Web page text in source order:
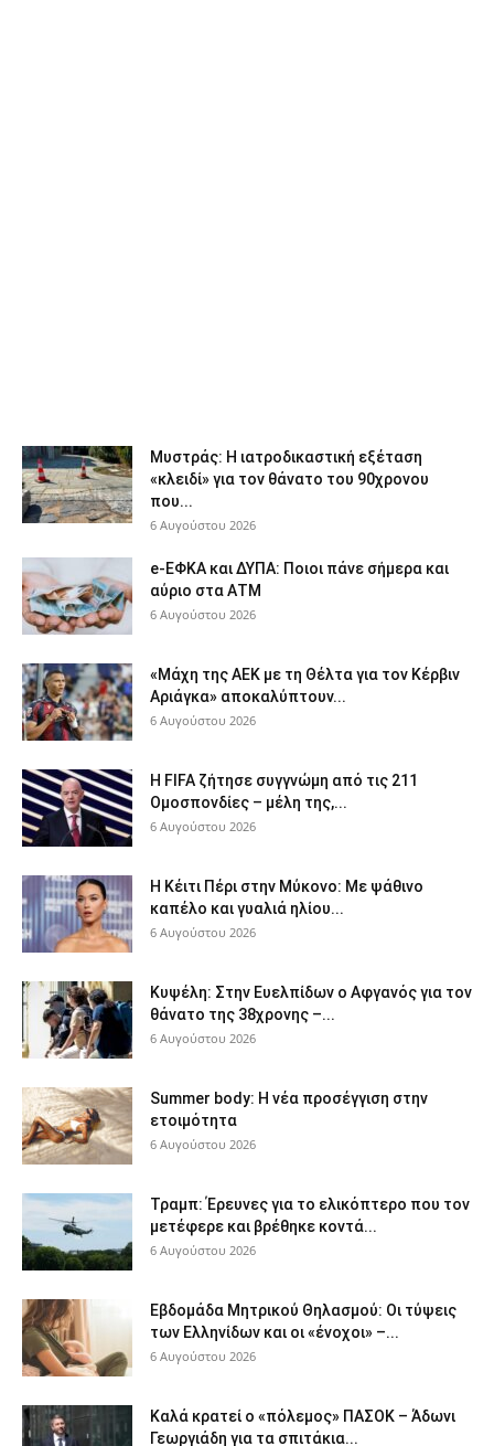
Μυστράς: Η ιατροδικαστική εξέταση
«κλειδί» για τον θάνατο του 90χρονου
που...
6 Αυγούστου 2026
e-ΕΦΚΑ και ΔΥΠΑ: Ποιοι πάνε σήμερα και
αύριο στα ΑΤΜ
6 Αυγούστου 2026
«Μάχη της ΑΕΚ με τη Θέλτα για τον Κέρβιν
Αριάγκα» αποκαλύπτουν...
6 Αυγούστου 2026
Η FIFA ζήτησε συγγνώμη από τις 211
Ομοσπονδίες – μέλη της,...
6 Αυγούστου 2026
Η Κέιτι Πέρι στην Μύκονο: Με ψάθινο
καπέλο και γυαλιά ηλίου...
6 Αυγούστου 2026
Κυψέλη: Στην Ευελπίδων ο Αφγανός για τον
θάνατο της 38χρονης –...
6 Αυγούστου 2026
Summer body: Η νέα προσέγγιση στην
ετοιμότητα
6 Αυγούστου 2026
Τραμπ: Έρευνες για το ελικόπτερο που τον
μετέφερε και βρέθηκε κοντά...
6 Αυγούστου 2026
Εβδομάδα Μητρικού Θηλασμού: Οι τύψεις
των Ελληνίδων και οι «ένοχοι» –...
6 Αυγούστου 2026
Καλά κρατεί ο «πόλεμος» ΠΑΣΟΚ – Άδωνι
Γεωργιάδη για τα σπιτάκια...